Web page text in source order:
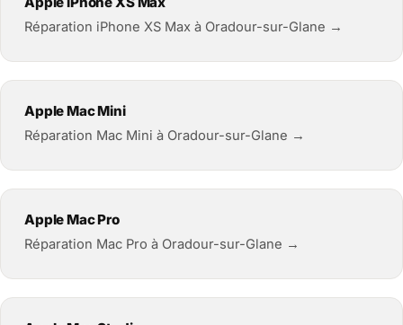
Réparation iPhone XS Max à Oradour-sur-Glane →
Apple Mac Mini
Réparation Mac Mini à Oradour-sur-Glane →
Apple Mac Pro
Réparation Mac Pro à Oradour-sur-Glane →